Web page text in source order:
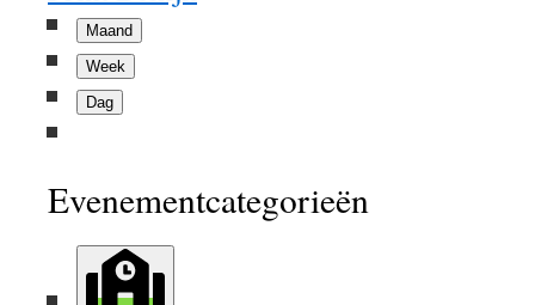
Maand
Week
Dag
Evenementcategorieën